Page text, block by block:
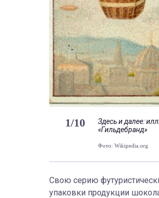
1/10
Здесь и далее:
«Гильдебранд»
Фото: Wikipedia.org
Свою серию
упаковки продукции